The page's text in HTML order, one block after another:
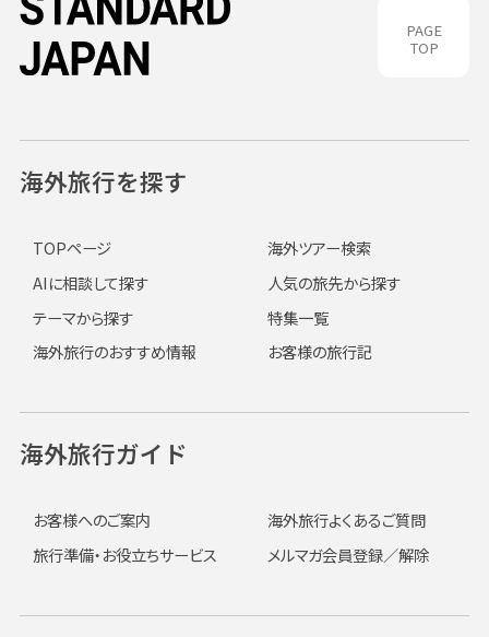
PAGE
TOP
海外旅行を探す
TOPページ
海外ツアー検索
AIに相談して探す
人気の旅先から探す
テーマから探す
特集一覧
海外旅行のおすすめ情報
お客様の旅行記
海外旅行ガイド
お客様へのご案内
海外旅行よくあるご質問
旅行準備・お役立ちサービス
メルマガ会員登録／解除